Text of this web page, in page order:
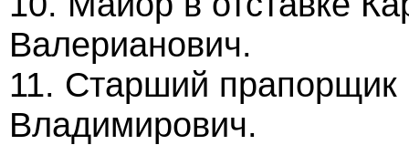
Валерианович.
11. Старший прапорщик
Владимирович.